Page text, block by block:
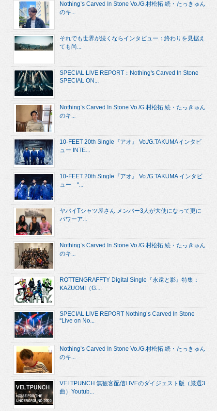
Nothing’s Carved In Stone Vo./G.村松拓 続・たっきゅん
のキ...
それでも世界が続くならインタビュー：終わりを見据え
ても尚...
SPECIAL LIVE REPORT：Nothing's Carved In Stone
SPECIAL ON...
Nothing’s Carved In Stone Vo./G.村松拓 続・たっきゅん
のキ...
10-FEET 20th Single『アオ』 Vo./G.TAKUMAインタビ
ュー INTE...
10-FEET 20th Single『アオ』 Vo./G.TAKUMA インタビ
ュー “...
ヤバイTシャツ屋さん メンバー3人が大使になって更に
パワーア...
Nothing’s Carved In Stone Vo./G.村松拓 続・たっきゅん
のキ...
ROTTENGRAFFTY Digital Single『永遠と影』特集：
KAZUOMI（G....
SPECIAL LIVE REPORT Nothing’s Carved In Stone
“Live on No...
Nothing’s Carved In Stone Vo./G.村松拓 続・たっきゅん
のキ...
VELTPUNCH 無観客配信LIVEのダイジェスト版（厳選3
曲）Youtub...